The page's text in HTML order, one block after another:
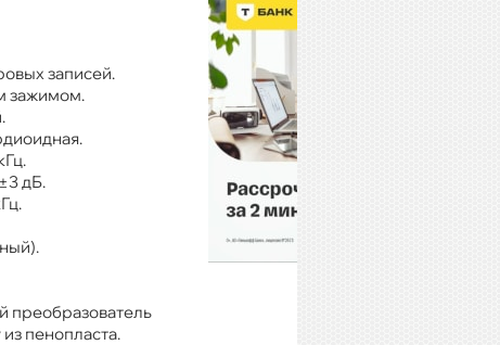
записей.
зажимом.
дБ.
преобразователь
пенопласта.